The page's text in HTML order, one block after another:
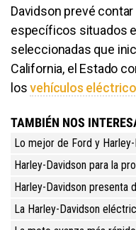
Davidson prevé
específicos situados
seleccionadas que
California, el Estado
losvehículos
TAMBIÉN NOS
Lo mejor de Ford y
Harley-Davidson para la
Harley-Davidson presenta
La Harley-Davidson